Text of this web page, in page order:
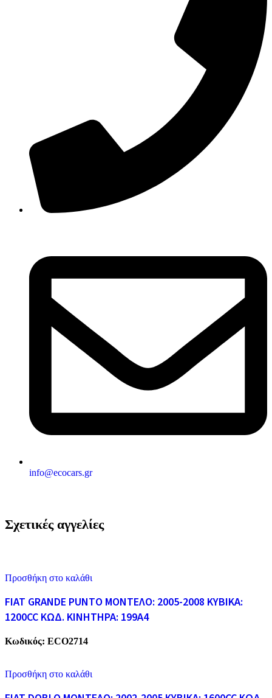
info@ecocars.gr
Σχετικές αγγελίες
Προσθήκη στο καλάθι
FIAT GRANDE PUNTO ΜΟΝΤΕΛΟ: 2005-2008 ΚΥΒΙΚΑ:
1200CC ΚΩΔ. ΚΙΝΗΤΗΡΑ: 199A4
Κωδικός: ECO2714
Προσθήκη στο καλάθι